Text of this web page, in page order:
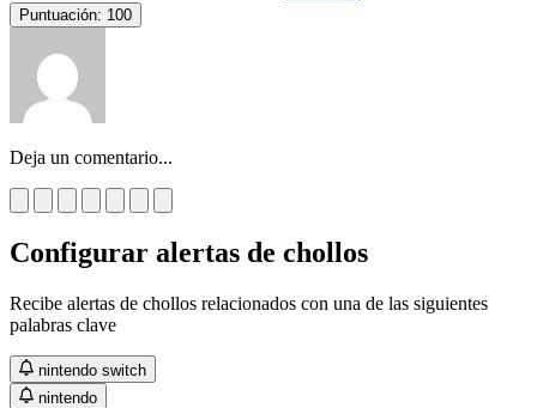
Puntuación: 100
Deja un comentario...
Configurar alertas de chollos
Recibe alertas de chollos relacionados con una de las siguientes
palabras clave
nintendo switch
nintendo